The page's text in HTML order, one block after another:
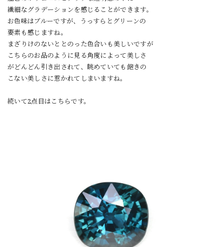
繊細なグラデーションを感じることができます。
お色味はブルーですが、うっすらとグリーンの
要素も感じますね。
まざりけのないととのった色合いも美しいですが
こちらのお品のように見る角度によって美しさ
がどんどん引き出されて、眺めていても飽きの
こない美しさに惹かれてしまいますね。
続いて2点目はこちらです。